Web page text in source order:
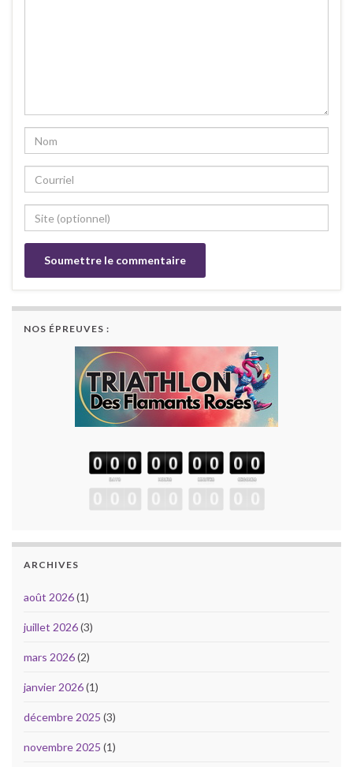
NOS ÉPREUVES :
ARCHIVES
août 2026(1)
juillet 2026(3)
mars 2026(2)
janvier 2026(1)
décembre 2025 (3)
novembre 2025 (1)